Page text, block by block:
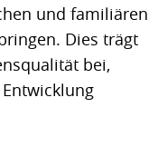
und familiären
Dies trägt
bei,